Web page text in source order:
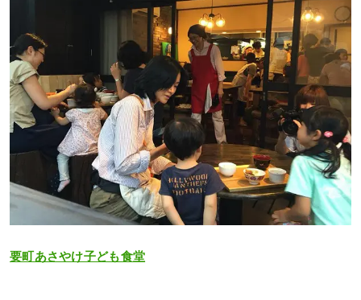
要町あさやけ子ども食堂